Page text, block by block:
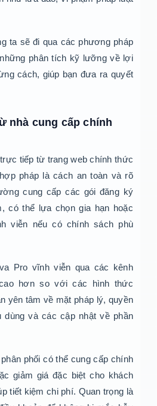
ta sẽ đi qua các phương pháp
phân tích kỹ lưỡng về lợi
cách, giúp bạn đưa ra quyết
nhà cung cấp chính
tiếp từ trang web chính thức
pháp là cách an toàn và rõ
cung cấp các gói đăng ký
có thể lựa chọn gia hạn hoặc
viễn nếu có chính sách phù
Pro vĩnh viễn qua các kênh
hơn so với các hình thức
yên tâm về mặt pháp lý, quyền
và các cập nhật về phần
phối có thể cung cấp chính
giảm giá đặc biệt cho khách
tiết kiệm chi phí. Quan trọng là